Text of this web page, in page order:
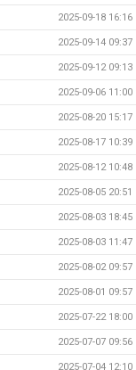
2025-09-18 16:16
2025-09-14 09:37
2025-09-12 09:13
2025-09-06 11:00
2025-08-20 15:17
2025-08-17 10:39
2025-08-12 10:48
2025-08-05 20:51
2025-08-03 18:45
2025-08-03 11:47
2025-08-02 09:57
2025-08-01 09:57
2025-07-22 18:00
2025-07-07 09:56
2025-07-04 12:10